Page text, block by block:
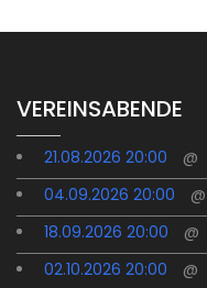
VEREINSABENDE
21.08.2026 20:00 @
04.09.2026 20:00
@
18.09.2026 20:00
@
02.10.2026 20:00
@